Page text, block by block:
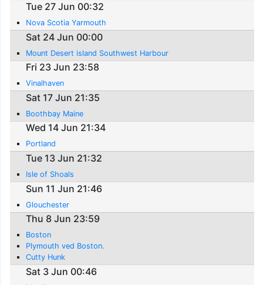
Tue 27 Jun 00:32
Nova Scotia Yarmouth
Sat 24 Jun 00:00
Mount Desert island Southwest Harbour
Fri 23 Jun 23:58
Vinalhaven
Sat 17 Jun 21:35
Boothbay Maine
Wed 14 Jun 21:34
Portland
Tue 13 Jun 21:32
Isle of Shoals
Sun 11 Jun 21:46
Glouchester
Thu 8 Jun 23:59
Boston
Plymouth ved Boston.
Cutty Hunk
Sat 3 Jun 00:46